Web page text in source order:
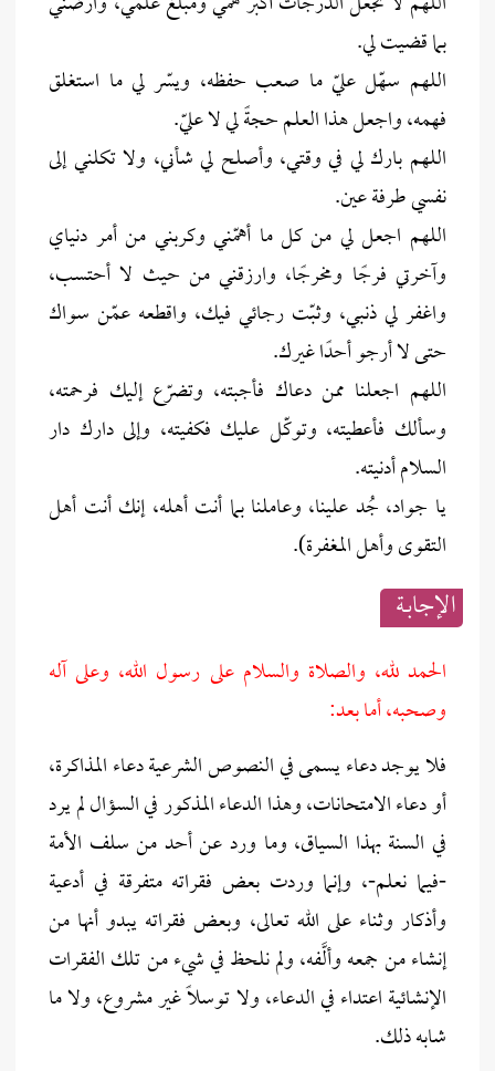
بما قضيت لي.
اللهم سهّل عليّ ما صعب حفظه، ويسّر لي ما استغلق
فهمه، واجعل هذا العلم حجةً لي لا عليّ.
اللهم بارك لي في وقتي، وأصلح لي شأني، ولا تكلني إلى
نفسي طرفة عين.
اللهم اجعل لي من كل ما أهمّني وكربني من أمر دنياي
وآخرتي فرجًا ومخرجًا، وارزقني من حيث لا أحتسب،
واغفر لي ذنبي، وثبّت رجائي فيك، واقطعه عمّن سواك
حتى لا أرجو أحدًا غيرك.
اللهم اجعلنا ممن دعاك فأجبته، وتضرّع إليك فرحمته،
وسألك فأعطيته، وتوكّل عليك فكفيته، وإلى دارك دار
السلام أدنيته.
يا جواد، جُد علينا، وعاملنا بما أنت أهله، إنك أنت أهل
التقوى وأهل المغفرة).
الإجابــة
الحمد لله، والصلاة والسلام على رسول الله، وعلى آله
وصحبه، أما بعد:
فلا يوجد دعاء يسمى في النصوص الشرعية دعاء المذاكرة،
أو دعاء الامتحانات، وهذا الدعاء المذكور في السؤال لم يرد
في السنة بهذا السياق، وما ورد عن أحد من سلف الأمة
-فيما نعلم-، وإنما وردت بعض فقراته متفرقة في أدعية
وأذكار وثناء على الله تعالى، وبعض فقراته يبدو أنها من
إنشاء من جمعه وألَّفه، ولم نلحظ في شيء من تلك الفقرات
الإنشائية اعتداء في الدعاء، ولا توسلاً غير مشروع، ولا ما
شابه ذلك.